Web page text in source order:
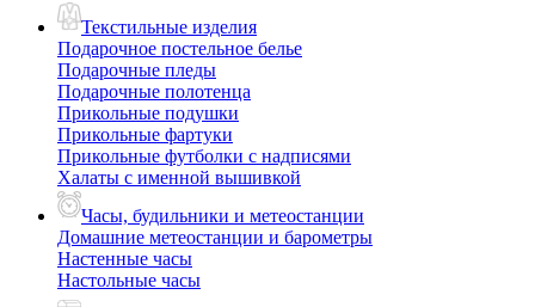
Текстильные изделия
Подарочное постельное белье
Подарочные пледы
Подарочные полотенца
Прикольные подушки
Прикольные фартуки
Прикольные футболки с надписями
Халаты с именной вышивкой
Часы, будильники и метеостанции
Домашние метеостанции и барометры
Настенные часы
Настольные часы